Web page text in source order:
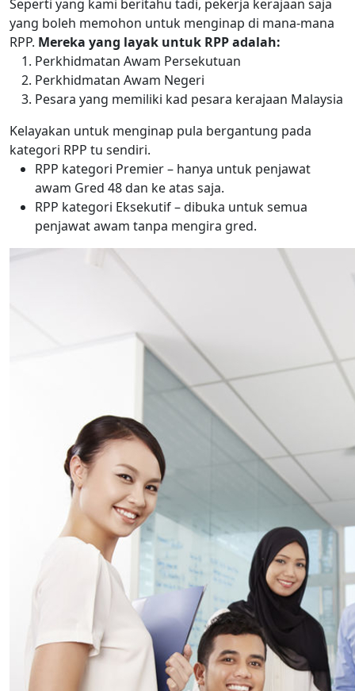
Seperti yang kami beritahu tadi, pekerja kerajaan saja
yang boleh memohon untuk menginap di mana-mana
RPP. Mereka yang layak untuk RPP adalah:
Perkhidmatan Awam Persekutuan
Perkhidmatan Awam Negeri
Pesara yang memiliki kad pesara kerajaan Malaysia
Kelayakan untuk menginap pula bergantung pada
kategori RPP tu sendiri.
RPP kategori Premier – hanya untuk penjawat
awam Gred 48 dan ke atas saja.
RPP kategori Eksekutif – dibuka untuk semua
penjawat awam tanpa mengira gred.